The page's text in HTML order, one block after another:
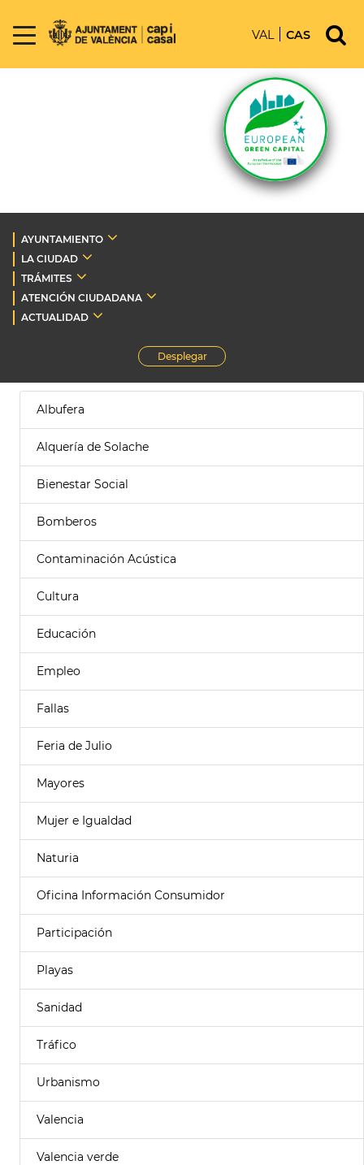
VAL CAS
AYUNTAMIENTO
LA CIUDAD
TRÁMITES
ATENCIÓN CIUDADANA
ACTUALIDAD
Desplegar
Albufera
Alquería de Solache
Bienestar Social
Bomberos
Contaminación Acústica
Cultura
Educación
Empleo
Fallas
Feria de Julio
Mayores
Mujer e Igualdad
Naturia
Oficina Información Consumidor
Participación
Playas
Sanidad
Tráfico
Urbanismo
Valencia
Valencia verde